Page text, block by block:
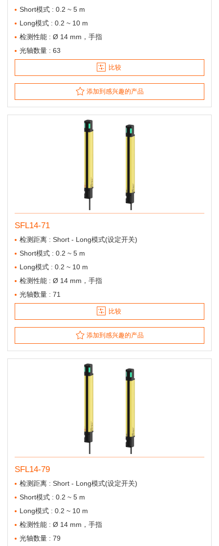
Short模式 : 0.2 ~ 5 m
Long模式 : 0.2 ~ 10 m
检测性能 : Ø 14 mm，手指
光轴数量 : 63
比较
添加到感兴趣的产品
SFL14-71
检测距离 : Short - Long模式(设定开关)
Short模式 : 0.2 ~ 5 m
Long模式 : 0.2 ~ 10 m
检测性能 : Ø 14 mm，手指
光轴数量 : 71
比较
添加到感兴趣的产品
SFL14-79
检测距离 : Short - Long模式(设定开关)
Short模式 : 0.2 ~ 5 m
Long模式 : 0.2 ~ 10 m
检测性能 : Ø 14 mm，手指
光轴数量 : 79